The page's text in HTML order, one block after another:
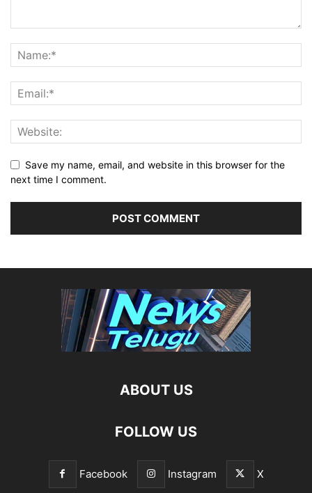
Save my name, email, and website in this browser for the
next time I comment.
ABOUT US
FOLLOW US
Facebook Instagram X